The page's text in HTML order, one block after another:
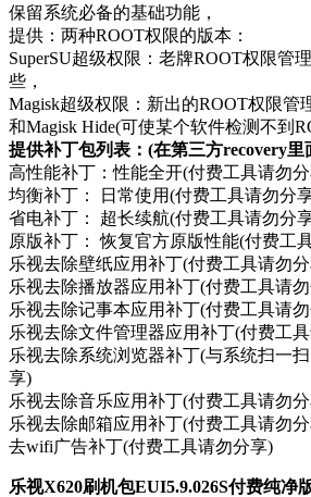
保留系统必备的基础功能，
提供：两种ROOT权限的版本：
SuperSU超级权限：老牌ROOT权限管
些，
Magisk超级权限：新出的ROOT权限管
和Magisk Hide(可使某个软件检测不到
提供补丁包列表：(在第三方recovery里
高性能补丁：性能全开(付费工具请勿
均衡补丁： 日常使用(付费工具请勿分
省电补丁： 超长续航(付费工具请勿分
原版补丁： 恢复官方原版性能(付费工
乐视去除壁纸应用补丁(付费工具请勿
乐视去除播放器应用补丁(付费工具请
乐视去除记事本应用补丁(付费工具请
乐视去除文件管理器应用补丁(付费工
乐视去除系统浏览器补丁(与系统扫一
享)
乐视去除音乐应用补丁(付费工具请勿
乐视去除邮箱应用补丁(付费工具请勿
去wifi广告补丁(付费工具请勿分享)
乐视X620刷机包EUI5.9.026S付费纯净